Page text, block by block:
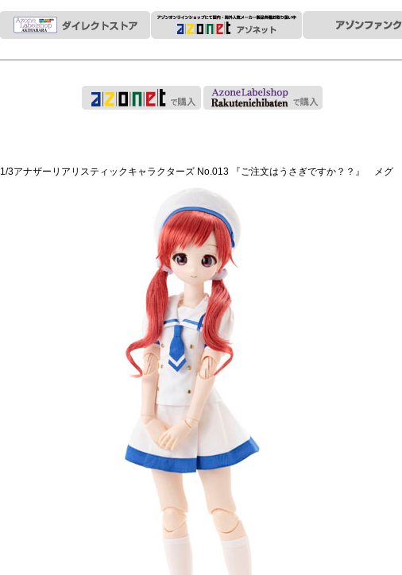
1/3アナザーリアリスティックキャラクターズ No.013 『ご注文はうさぎですか？？』 メグ